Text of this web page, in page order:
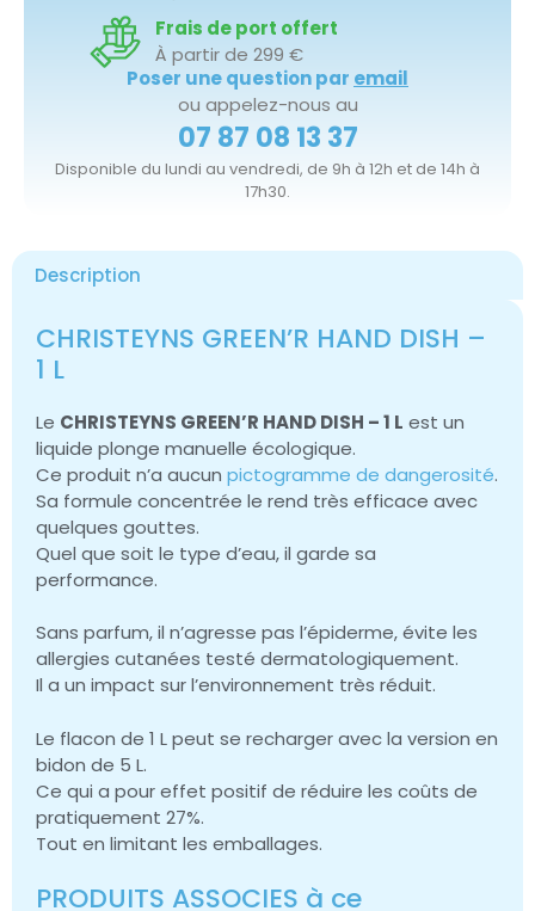
Frais de port offert
À partir de 299 €
Poser une question par email
ou appelez-nous au
07 87 08 13 37
Disponible du lundi au vendredi, de 9h à 12h et de 14h à
17h30.
Description
CHRISTEYNS GREEN’R HAND DISH –
1 L
Le CHRISTEYNS GREEN’R HAND DISH – 1 L est un
liquide plonge manuelle écologique.
Ce produit n’a aucun pictogramme de dangerosité.
Sa formule concentrée le rend très efficace avec
quelques gouttes.
Quel que soit le type d’eau, il garde sa
performance.
Sans parfum, il n’agresse pas l’épiderme, évite les
allergies cutanées testé dermatologiquement.
Il a un impact sur l’environnement très réduit.
Le flacon de 1 L peut se recharger avec la version en
bidon de 5 L.
Ce qui a pour effet positif de réduire les coûts de
pratiquement 27%.
Tout en limitant les emballages.
PRODUITS ASSOCIES à ce